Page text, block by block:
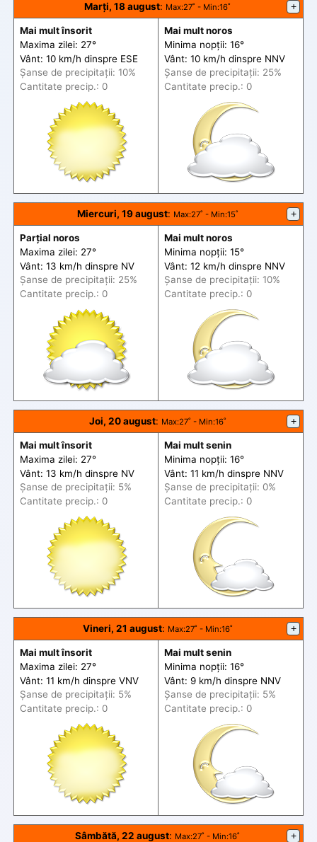
Marți, 18 august: Max:27˚ - Min:16˚ +
Mai mult însorit
Maxima zilei: 27°
Vânt: 10 km/h dinspre ESE
Șanse de precipitații: 10%
Cantitate precip.: 0
Mai mult noros
Minima nopții: 16°
Vânt: 10 km/h dinspre NNV
Șanse de precipitații: 25%
Cantitate precip.: 0
Miercuri, 19 august: Max:27˚ - Min:15˚ +
Parțial noros
Maxima zilei: 27°
Vânt: 13 km/h dinspre NV
Șanse de precipitații: 25%
Cantitate precip.: 0
Mai mult noros
Minima nopții: 15°
Vânt: 12 km/h dinspre NNV
Șanse de precipitații: 10%
Cantitate precip.: 0
Joi, 20 august: Max:27˚ - Min:16˚ +
Mai mult însorit
Maxima zilei: 27°
Vânt: 13 km/h dinspre NV
Șanse de precipitații: 5%
Cantitate precip.: 0
Mai mult senin
Minima nopții: 16°
Vânt: 11 km/h dinspre NNV
Șanse de precipitații: 0%
Cantitate precip.: 0
Vineri, 21 august: Max:27˚ - Min:16˚ +
Mai mult însorit
Maxima zilei: 27°
Vânt: 11 km/h dinspre VNV
Șanse de precipitații: 5%
Cantitate precip.: 0
Mai mult senin
Minima nopții: 16°
Vânt: 9 km/h dinspre NNV
Șanse de precipitații: 5%
Cantitate precip.: 0
Sâmbătă, 22 august: Max:27˚ - Min:16˚ +